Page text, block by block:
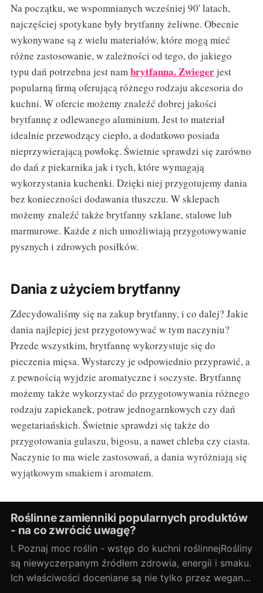
Na początku, we wspomnianych wcześniej 90' latach,
najczęściej spotykane były brytfanny żeliwne. Obecnie
wykonywane są z wielu materiałów, które mogą mieć
różne zastosowanie, w zależności od tego, do jakiego
typu dań potrzebna jest nambrytfanna. Zwiegerjest
popularną firmą oferującą różnego rodzaju akcesoria do
kuchni. W ofercie możemy znaleźć dobrej jakości
brytfannę z odlewanego aluminium. Jest to materiał
idealnie przewodzący ciepło, a dodatkowo posiada
nieprzywierającą powłokę. Świetnie sprawdzi się zarówno
do dań z piekarnika jak i tych, które wymagają
wykorzystania kuchenki. Dzięki niej przygotujemy dania
bez konieczności dodawania tłuszczu. W sklepach
możemy znaleźć także brytfanny szklane, stalowe lub
marmurowe. Każde z nich umożliwiają przygotowywanie
pysznych i zdrowych posiłków.
Dania z użyciem brytfanny
Zdecydowaliśmy się na zakup brytfanny, i co dalej? Jakie
dania najlepiej jest przygotowywać w tym naczyniu?
Przede wszystkim, brytfannę wykorzystuje się do
pieczenia mięsa. Wystarczy je odpowiednio przyprawić, a
z pewnością wyjdzie aromatyczne i soczyste. Brytfannę
możemy także wykorzystać do przygotowywania różnego
rodzaju zapiekanek, potraw jednogarnkowych czy dań
wegetariańskich. Świetnie sprawdzi się także do
przygotowania gulaszu, bigosu, a nawet chleba czy ciasta.
Naczynie to ma wiele zastosowań, a dania wyróżniają się
wyjątkowym smakiem i aromatem.
Roślinne zamienniki popularnych produktów
- na co zwrócić uwagę?
I. Poznaj moc roślin - wstęp do kuchni roślinnejRośliny
są niewyczerpanym źródłem zdrowia, energii i smaku.
Ich właściwości doceniane są nie tylko przez wegan i